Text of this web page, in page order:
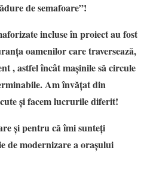
de semafoare”!
incluse în proiect au fost
oamenilor care traversează,
, astfel încât mașinile să circule
Am învățat din
și facem lucrurile diferit!
și pentru că îmi sunteți
de modernizare a orașului